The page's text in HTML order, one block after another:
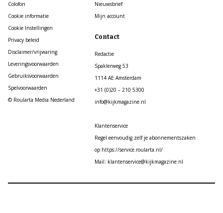
Colofon
Cookie informatie
Cookie Instellingen
Privacy beleid
Disclaimer/vrijwaring
Leveringsvoorwaarden
Gebruiksvoorwaarden
Spelvoorwaarden
© Roularta Media Nederland
Nieuwsbrief
Mijn account
Contact
Redactie
Spaklerweg 53
1114 AE Amsterdam
+31 (0)20 – 210 5300
info@kijkmagazine.nl
Klantenservice
Regel eenvoudig zelf je abonnementszaken
op https://service.roularta.nl/
Mail: klantenservice@kijkmagazine.nl